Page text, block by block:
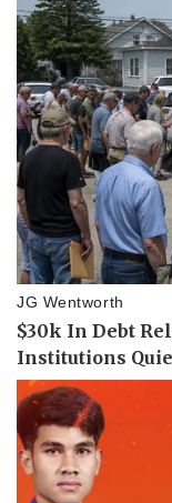
Sức khỏe
Dinh dưỡng - món
Cây thuốc
Sản phụ khoa
Nhi khoa
Nam khoa
Làm đẹp - giảm cân
Phòng mạch online
Ăn sạch sống khỏe